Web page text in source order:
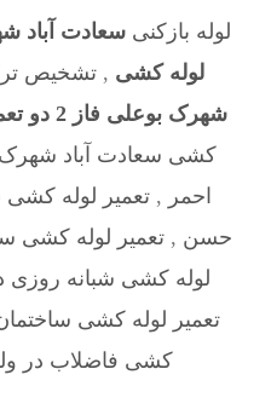
لوله بازکنی
لوله کشی ,تشخیص
شهرک بوعلی فاز 2 دو تعمیر لوله کشی
احمر ,تعمیر لوله کشی
حسن ,تعمیر لوله کشی
لوله کشی شبانه روزی
تعمیر لوله کشی
کشی فاضلاب در